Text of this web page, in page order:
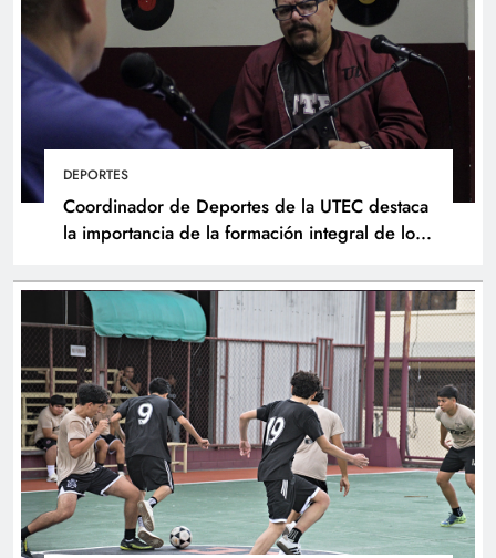
DEPORTES
Coordinador de Deportes de la UTEC destaca
la importancia de la formación integral de los